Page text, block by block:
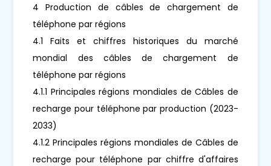
4 Production de câbles de chargement de
téléphone par régions
4.1 Faits et chiffres historiques du marché
mondial des câbles de chargement de
téléphone par régions
4.1.1 Principales régions mondiales de Câbles de
recharge pour téléphone par production (2023-
2033)
4.1.2 Principales régions mondiales de Câbles de
recharge pour téléphone par chiffre d'affaires